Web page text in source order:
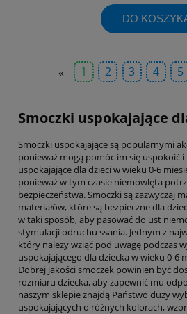
DO
« 1 2 3 4 5
Smoczki uspokajające
Smoczki uspokajające są popularnymi
ponieważ mogą pomóc im się uspokoić i
uspokajające dla dzieci w wieku 0-6
ponieważ w tym czasie niemowlęta
bezpieczeństwa. Smoczki są zazwyczaj
materiałów, które są bezpieczne dla
w taki sposób, aby pasować do ust
stymulacji odruchu ssania. Jednym z
który należy wziąć pod uwagę podczas
uspokajającego dla dziecka w wieku 0-6
Dobrej jakości smoczek powinien być
rozmiaru dziecka, aby zapewnić mu
naszym sklepie znajdą Państwo duży
uspokajających o różnych kolorach,